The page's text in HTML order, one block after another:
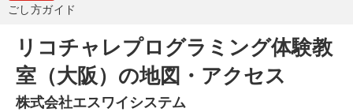
ごし方ガイド
リコチャレプログラミング体験教
室（大阪）の地図・アクセス
株式会社エスワイシステム